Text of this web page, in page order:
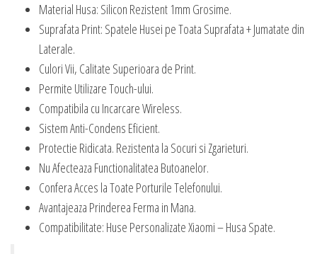
Material Husa: Silicon Rezistent 1mm Grosime.
Suprafata Print: Spatele Husei pe Toata Suprafata + Jumatate din
Laterale.
Culori Vii, Calitate Superioara de Print.
Permite Utilizare Touch-ului.
Compatibila cu Incarcare Wireless.
Sistem Anti-Condens Eficient.
Protectie Ridicata. Rezistenta la Socuri si Zgarieturi.
Nu Afecteaza Functionalitatea Butoanelor.
Confera Acces la Toate Porturile Telefonului.
Avantajeaza Prinderea Ferma in Mana.
Compatibilitate: Huse Personalizate Xiaomi – Husa Spate.